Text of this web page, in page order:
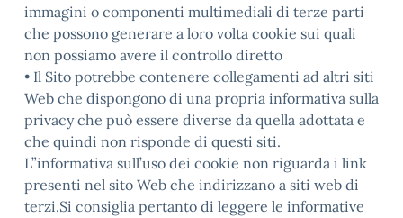
immagini o componenti multimediali di terze parti
che possono generare a loro volta cookie sui quali
non possiamo avere il controllo diretto
• Il Sito potrebbe contenere collegamenti ad altri siti
Web che dispongono di una propria informativa sulla
privacy che può essere diverse da quella adottata e
che quindi non risponde di questi siti.
L”informativa sull’uso dei cookie non riguarda i link
presenti nel sito Web che indirizzano a siti web di
terzi.Si consiglia pertanto di leggere le informative